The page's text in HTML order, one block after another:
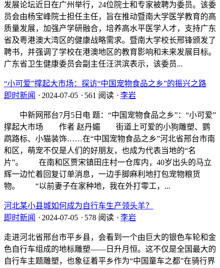
发展论坛近日在广州举行，24位院士和专家被聘为委员。该委
员会由杨宝峰院士担任主任，旨在推动暨南大学医学教育的高
质量发展，加强产学研融合，培养高水平医学人才，支持广东
省及粤港澳大湾区的健康战略需求。暨南大学校长邢锋颁发了
聘书，并强调了学校在港澳地区的教育影响和未来发展目标。
广东省卫生健康委员会副主任汪洪滨表示，该委员...
“小可爱”撑起大市场：探访“中国宠物食品之乡”的振兴之路
即时新闻 ⋅ 2024-07-05 ⋅ 561 阅读 ⋅ 李岩
中新网邢台7月5日电 题：“中国宠物食品之乡”：“小可爱”
撑起大市场 作者 赵丹媚 街道上可爱的小狗雕塑、鹦
鹉路标、小猫装饰……在“中国宠物食品之乡”河北省邢台市南
和区，萌宠不仅是人们的好朋友，也成为代表当地的“名
片”。 在南和区贾宋镇田庄村一仓库内，40岁出头的马立
辉一边忙着回复订单消息，一边手脚麻利地打包宠物粮货
物。 “以前妻子在家种地，我在外打零工，...
河北某小县城如何成为自行车生产领头羊？
即时新闻 ⋅ 2024-07-05 ⋅ 578 阅读 ⋅ 李岩
走进河北省邢台市平乡县，会看到一个由巨大的银色车轮和金
色自行车组成的地标雕塑——日升月恒。这不仅是全国最大的
自行车主题雕塑，也象征着平乡作为“中国童车之都”在骑行界